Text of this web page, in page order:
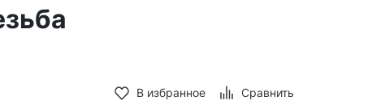
В избранное Сравнить